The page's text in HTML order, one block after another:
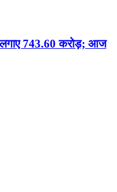
लगाए 743.60 करोड़; आज